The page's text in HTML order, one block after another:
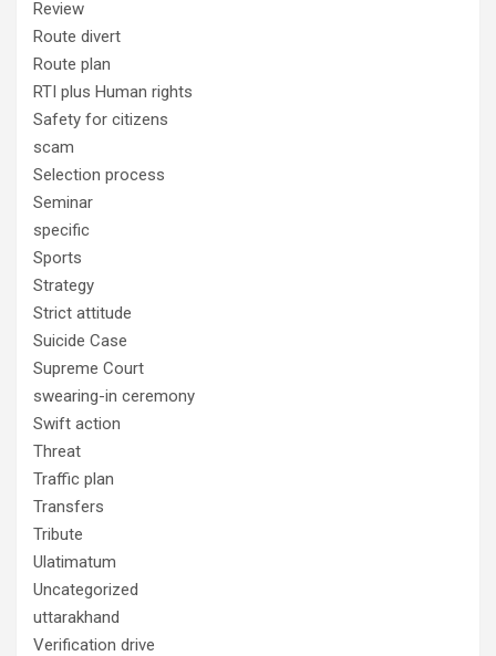
Review
Route divert
Route plan
RTI plus Human rights
Safety for citizens
scam
Selection process
Seminar
specific
Sports
Strategy
Strict attitude
Suicide Case
Supreme Court
swearing-in ceremony
Swift action
Threat
Traffic plan
Transfers
Tribute
Ulatimatum
Uncategorized
uttarakhand
Verification drive